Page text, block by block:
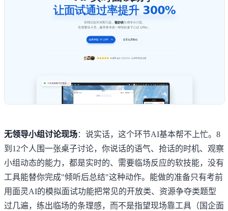
无领导小组讨论现场：说实话，这个环节AI基本帮不上忙。8
到12个人围一张桌子讨论，你说话的语气、抢话的时机、观察
小组动态的能力，都是实时的、需要临场反应的软技能，没有
工具能替你完成"倾听后总结"这种动作。能做的准备只有考前
用 面灵AI的模拟面试功能把常见的开放类、资源争夺类题型
过几遍，练出临场的条理感，而不是指望现场靠工具（ 国企面